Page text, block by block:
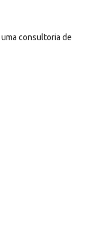
consultoria de